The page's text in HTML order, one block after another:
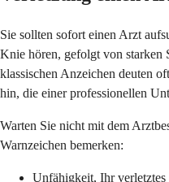
Sie sollten sofort einen Arzt
Knie hören, gefolgt von starken
klassischen Anzeichen deuten
hin, die einer professionellen
Warten Sie nicht mit dem
Warnzeichen bemerken:
Unfähigkeit, Ihr verletztes